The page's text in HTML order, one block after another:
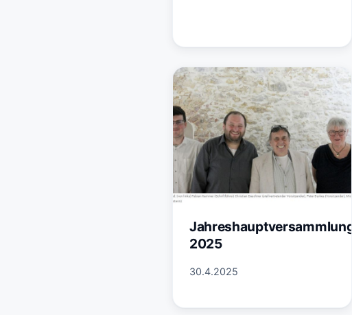
Jahreshauptversammlung
2025
30.4.2025